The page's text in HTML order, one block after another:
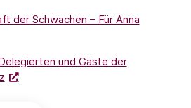
der Schwachen – Für Anna
und Gäste der